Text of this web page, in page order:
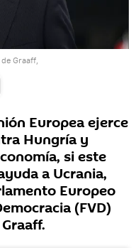
Graaff,
Europea ejerce
Hungría y
si este
a Ucrania,
Europeo
(FVD)